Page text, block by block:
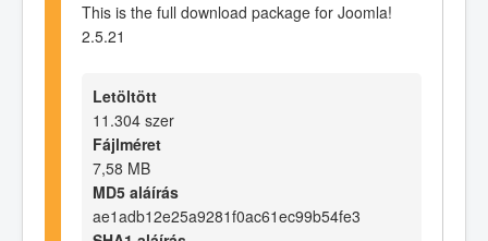
This is the full download package for Joomla!
2.5.21
Letöltött
11.304 szer
Fájlméret
7,58 MB
MD5 aláírás
ae1adb12e25a9281f0ac61ec99b54fe3